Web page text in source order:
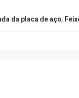
da placa de aço,